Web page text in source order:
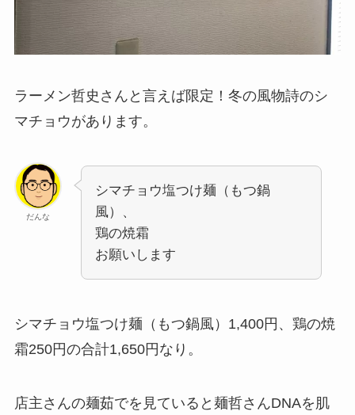
ラーメン哲史さんと言えば限定！冬の風物詩のシ
マチョウがあります。
だんな
シマチョウ塩つけ麺（もつ鍋
風）、
鶏の焼霜
お願いします
シマチョウ塩つけ麺（もつ鍋風）1,400円、鶏の焼
霜250円の合計1,650円なり。
店主さんの麺茹でを見ていると麺哲さんDNAを肌